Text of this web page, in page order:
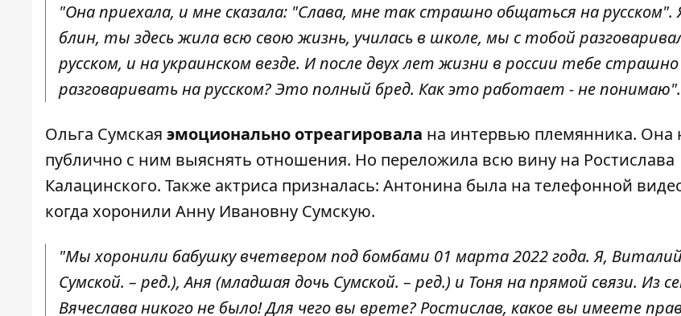
"Она приехала, и мне сказала: "Слава, мне так страшно общаться на русском".
блин, ты здесь жила всю свою жизнь, училась в школе, мы с тобой
русском, и на украинском везде. И после двух лет жизни в россии тебе страшно
разговаривать на русском? Это полный бред. Как это работает - не понимаю".
Ольга Сумская эмоционально отреагировала на интервью племянника. Она
публично с ним выяснять отношения. Но переложила всю вину на Ростислава
Калацинского. Также актриса призналась: Антонина была на телефонной
когда хоронили Анну Ивановну Сумскую.
"Мы хоронили бабушку вчетвером под бомбами 01 марта 2022 года. Я,
Сумской. – ред.), Аня (младшая дочь Сумской. – ред.) и Тоня на прямой связи. Из
Вячеслава никого не было! Для чего вы врете? Ростислав, какое вы имеете